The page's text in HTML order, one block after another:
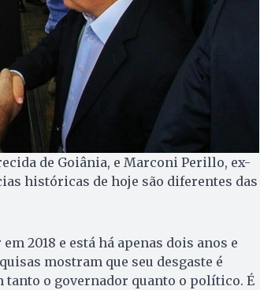
de Goiânia, e Marconi Perillo, ex-
históricas de hoje são diferentes das
2018 e está há apenas dois anos e
mostram que seu desgaste é
tanto o governador quanto o político. É